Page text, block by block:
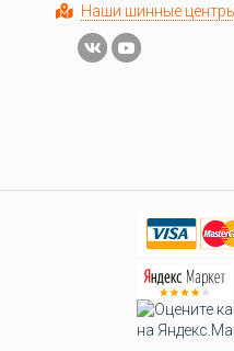
Наши шинные